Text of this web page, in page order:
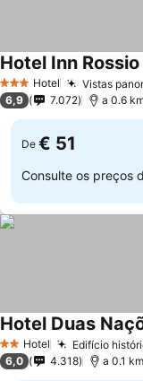
3 EstrelasHotel Vistas
Hotel Inn Rossio
6,9 7.072 a 0.6
De € 51
Consulte os preços
2 Estrelas
Hotel Edifício
Hotel Duas
6,0 4.318 a 0.1